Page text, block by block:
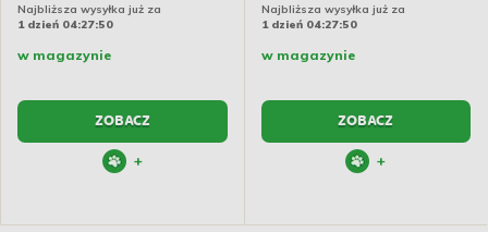
Najbliższa wysyłka już za
1 dzień 04:27:49
w magazynie
ZOBACZ
+
Najbliższa wysyłka już za
1 dzień 04:27:49
w magazynie
ZOBACZ
+